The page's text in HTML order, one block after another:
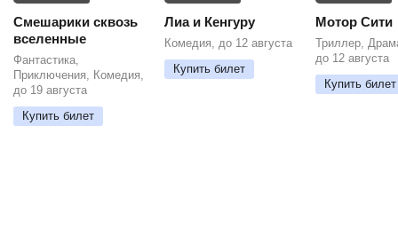
Смешарики сквозь
вселенные
Фантастика,
Приключения, Комедия,
до 19 августа
Купить билет
Лиа и Кенгуру
Комедия, до 12 августа
Купить билет
Мотор Сити
Триллер,
до 12 августа
Купить билет